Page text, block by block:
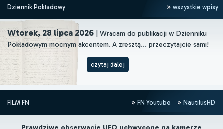
Dziennik Pokładowy wszystkie wpisy
Wtorek, 28 lipca 2026 | Wracam do publikacji w Dzienniku
Pokładowym mocnym akcentem. A zresztą... przeczytajcie sami!
czytaj dalej
FILM FN FN Youtube NautilusHD
Prawdziwe obserwacje UFO uchwycone na kamerze